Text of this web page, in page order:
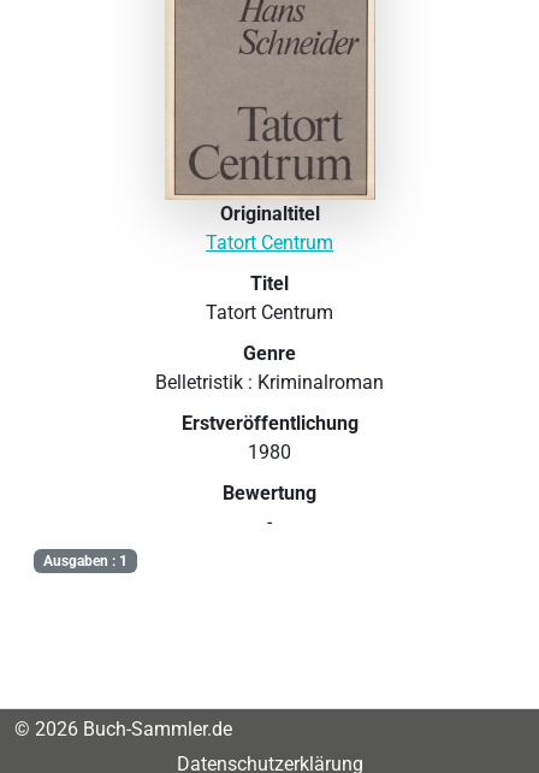
Originaltitel
Tatort Centrum
Titel
Tatort Centrum
Genre
Belletristik : Kriminalroman
Erstveröffentlichung
1980
Bewertung
-
Ausgaben : 1
© 2026 Buch-Sammler.de
Datenschutzerklärung